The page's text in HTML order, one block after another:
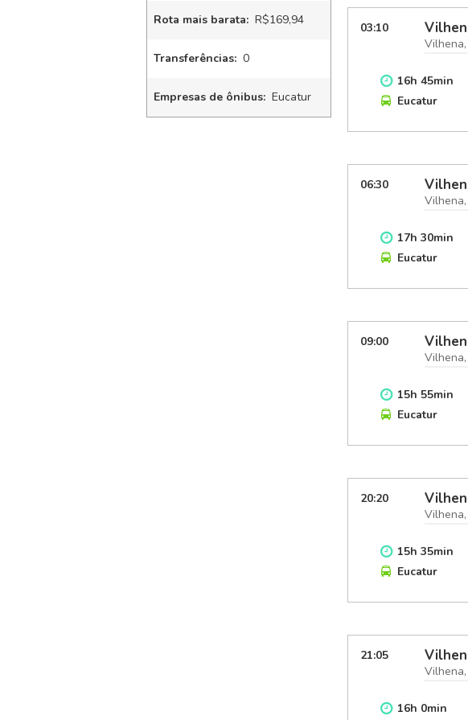
Rota mais barata: R$169,94
Transferências: 0
Empresas de ônibus: Eucatur
03:10
Vilhena,
16h 45min
Eucatur
06:30
Vilhena,
17h 30min
Eucatur
09:00
Vilhena,
15h 55min
Eucatur
20:20
Vilhena,
15h 35min
Eucatur
21:05
Vilhena,
16h 0min